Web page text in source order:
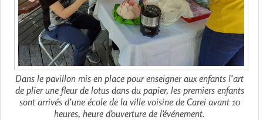
Dans le pavillon mis en place pour enseigner aux enfants l’art
de plier une fleur de lotus dans du papier, les premiers enfants
sont arrivés d’une école de la ville voisine de Carei avant 10
heures, heure d’ouverture de l’événement.